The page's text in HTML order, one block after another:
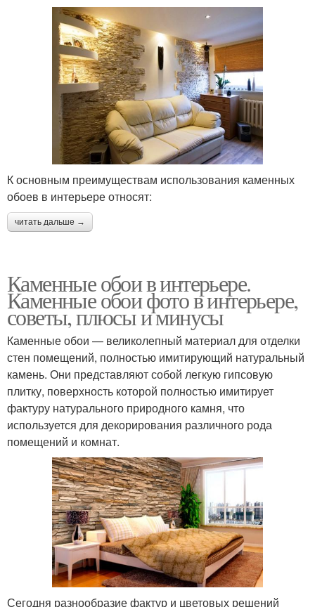
К основным преимуществам использования каменных
обоев в интерьере относят:
читать дальше →
Каменные обои в интерьере.
Каменные обои фото в интерьере,
советы, плюсы и минусы
Каменные обои — великолепный материал для отделки
стен помещений, полностью имитирующий натуральный
камень. Они представляют собой легкую гипсовую
плитку, поверхность которой полностью имитирует
фактуру натурального природного камня, что
используется для декорирования различного рода
помещений и комнат.
Сегодня разнообразие фактур и цветовых решений